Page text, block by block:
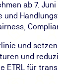
ab 7.
und
und
ETRL für